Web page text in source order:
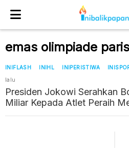
emas olimpiade paris
INIFLASH INIHL INIPERISTIWA
lalu
Presiden Jokowi Serahkan
Miliar Kepada Atlet Peraih
Olimpiade Paris